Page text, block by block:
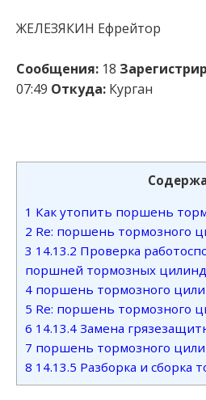
ЖЕЛЕЗЯКИН Ефрейтор
Сообщения: 18
07:49 Откуда: Курган
1 Как утопить поршень
2 Re: поршень тормозного
3 14.13.2 Проверка
поршней тормозных
4 поршень тормозного
5 Re: поршень тормозного
6 14.13.4 Замена
7 поршень тормозного
8 14.13.5 Разборка и сборка